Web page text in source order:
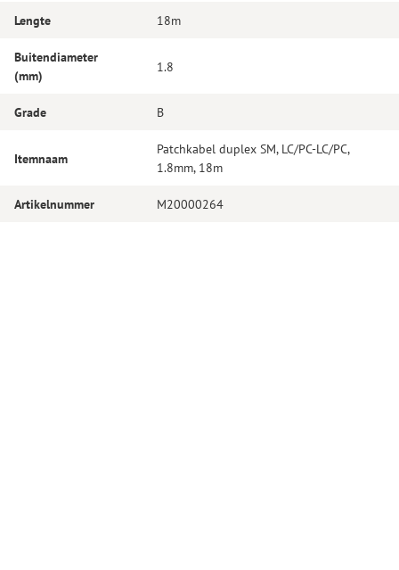
Lengte 18m
Buitendiameter
(mm)
1.8
Grade B
Itemnaam
Patchkabel duplex SM, LC/PC-LC/PC,
1.8mm, 18m
Artikelnummer M20000264